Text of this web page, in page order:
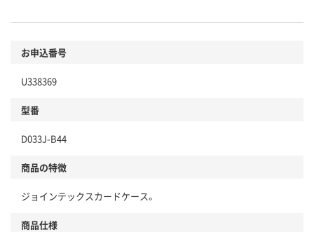
お申込番号
U338369
型番
D033J-B44
商品の特徴
ジョインテックスカードケース。
商品仕様